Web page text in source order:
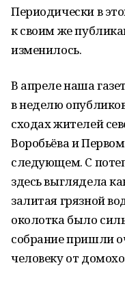
Периодически в
к своим же
изменилось.
В апреле наша
в неделю
сходах жителей
Воробьёва и
следующем. С
здесь выглядела
залитая грязной
околотка было
собрание пришли
человеку от